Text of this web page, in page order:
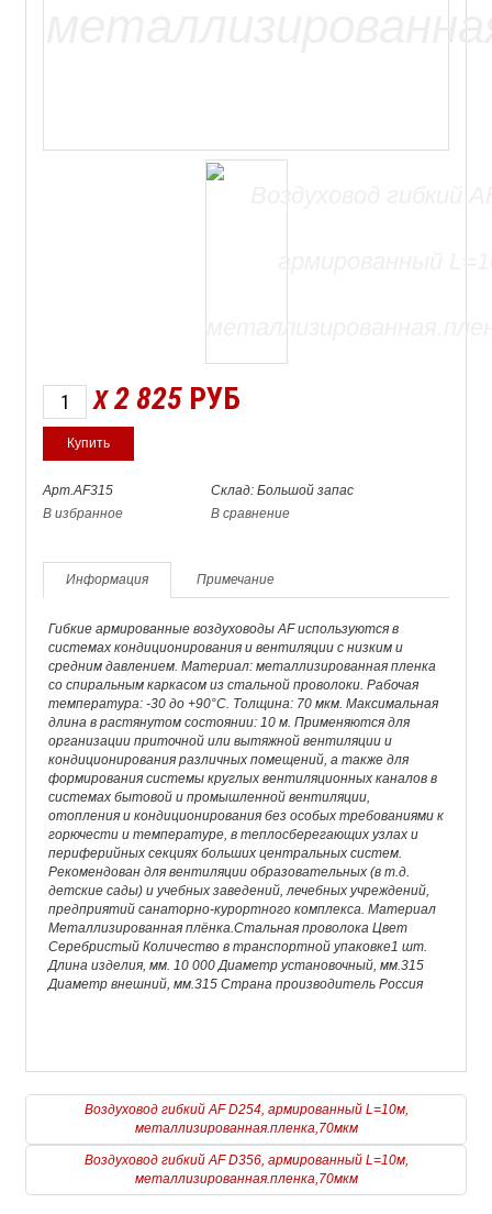
X 2 825 РУБ
Арт.AF315
Склад: Большой запас
В избранное
В сравнение
Информация Примечание
Гибкие армированные воздуховоды AF используются в
системах кондиционирования и вентиляции с низким и
средним давлением. Материал: металлизированная пленка
со спиральным каркасом из стальной проволоки. Рабочая
температура: -30 до +90°С. Толщина: 70 мкм. Максимальная
длина в растянутом состоянии: 10 м. Применяются для
организации приточной или вытяжной вентиляции и
кондиционирования различных помещений, а также для
формирования cистемы круглых вентиляционных каналов в
системах бытовой и промышленной вентиляции,
отопления и кондиционирования без особых требованиями к
горючести и температуре, в теплосберегающих узлах и
периферийных секциях больших центральных систем.
Рекомендован для вентиляции образовательных (в т.д.
детские сады) и учебных заведений, лечебных учреждений,
предприятий санаторно-курортного комплекса. Материал
Металлизированная плёнка.Стальная проволока Цвет
Серебристый Количество в транспортной упаковке1 шт.
Длина изделия, мм. 10 000 Диаметр установочный, мм.315
Диаметр внешний, мм.315 Страна производитель Россия
Воздуховод гибкий AF D254, армированный L=10м,
металлизированная.пленка,70мкм
Воздуховод гибкий AF D356, армированный L=10м,
металлизированная.пленка,70мкм